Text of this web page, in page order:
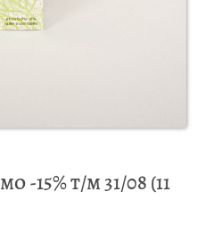
-15% t/m 31/08 (11